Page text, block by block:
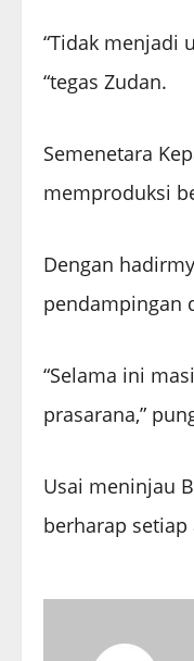
“Tidak menjadi
“tegas Zudan.
Semenetara
memproduksi
Dengan
pendampingan
“Selama ini
prasarana,”
Usai meninjau
berharap